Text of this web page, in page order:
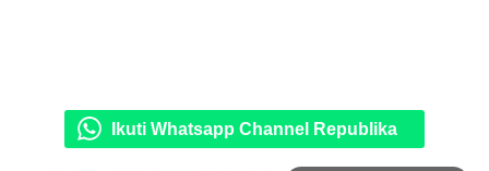
Ikuti Whatsapp Channel Republika